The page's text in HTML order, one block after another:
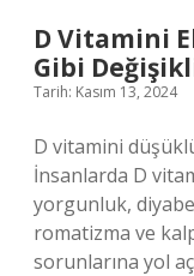
D Vitamini
Gibi
Tarih: Kasım 13, 2024
D vitamini
İnsanlarda D
yorgunluk,
romatizma ve
sorunlarına yol